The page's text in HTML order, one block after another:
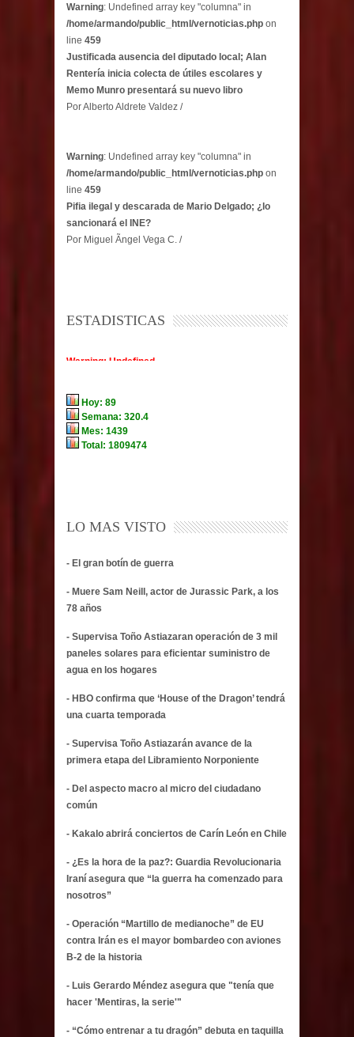
Warning: Undefined array key "columna" in
/home/armando/public_html/vernoticias.php on
line 459
Justificada ausencia del diputado local; Alan
Rentería inicia colecta de útiles escolares y
Memo Munro presentará su nuevo libro
Por Alberto Aldrete Valdez /
Warning: Undefined array key "columna" in
/home/armando/public_html/vernoticias.php on
line 459
Pifia ilegal y descarada de Mario Delgado; ¿lo
sancionará el INE?
Por Miguel Ãngel Vega C. /
ESTADISTICAS
LO MAS VISTO
- El gran botín de guerra
- Muere Sam Neill, actor de Jurassic Park, a los
78 años
- Supervisa Toño Astiazaran operación de 3 mil
paneles solares para eficientar suministro de
agua en los hogares
- HBO confirma que ‘House of the Dragon’ tendrá
una cuarta temporada
- Supervisa Toño Astiazarán avance de la
primera etapa del Libramiento Norponiente
- Del aspecto macro al micro del ciudadano
común
- Kakalo abrirá conciertos de Carín León en Chile
- ¿Es la hora de la paz?: Guardia Revolucionaria
Iraní asegura que “la guerra ha comenzado para
nosotros”
- Operación “Martillo de medianoche” de EU
contra Irán es el mayor bombardeo con aviones
B-2 de la historia
- Luis Gerardo Méndez asegura que "tenía que
hacer 'Mentiras, la serie'"
- “Cómo entrenar a tu dragón” debuta en taquilla